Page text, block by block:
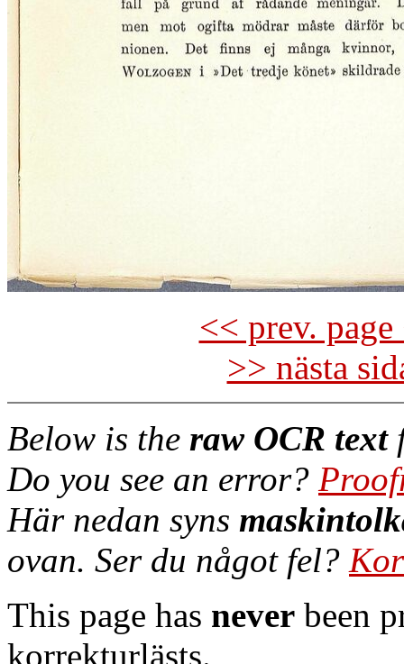
<< prev.
>> nästa
Below is the raw OCR text
Do you see an error?
Här nedan syns
ovan. Ser du något fel?
This page has never been
korrekturlästs.